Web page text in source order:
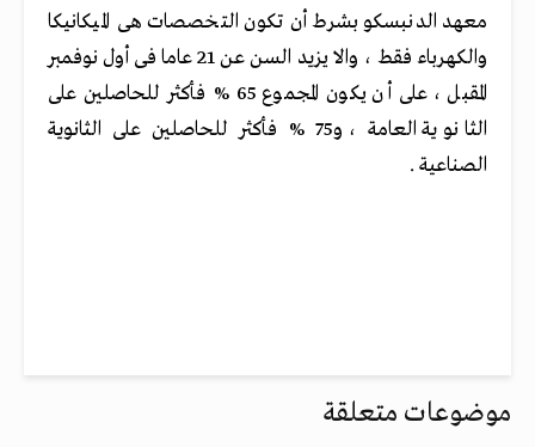
معهد الدنبسكو بشرط أن تكون التخصصات هى الميكانيكا
والكهرباء فقط ، والا يزيد السن عن 21 عاما فى أول نوفمبر
المقبل ، على أن يكون المجموع 65 % فأكثر للحاصلين على
الثانوية العامة ، و75 % فأكثر للحاصلين على الثانوية
الصناعية .
موضوعات متعلقة